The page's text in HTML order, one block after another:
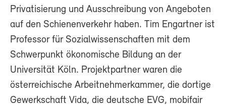
Privatisierung und Ausschreibung von Angeboten
auf den Schienenverkehr haben. Tim Engartner ist
Professor für Sozialwissenschaften mit dem
Schwerpunkt ökonomische Bildung an der
Universität Köln. Projektpartner waren die
österreichische Arbeitnehmerkammer, die dortige
Gewerkschaft Vida, die deutsche EVG, mobifair